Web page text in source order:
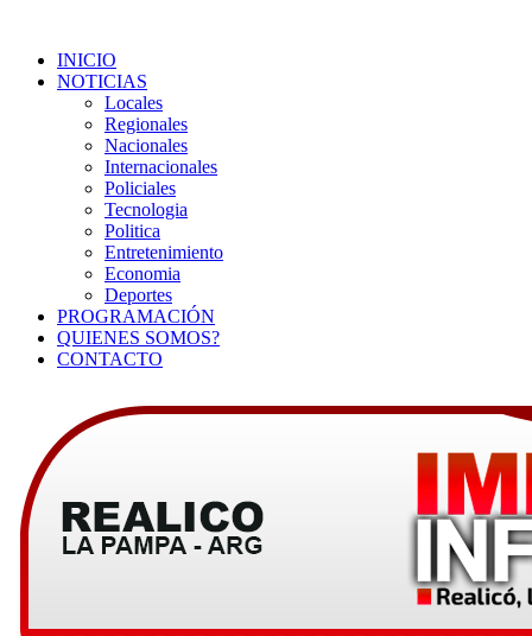
INICIO
NOTICIAS
Locales
Regionales
Nacionales
Internacionales
Policiales
Tecnologia
Politica
Entretenimiento
Economia
Deportes
PROGRAMACIÓN
QUIENES SOMOS?
CONTACTO